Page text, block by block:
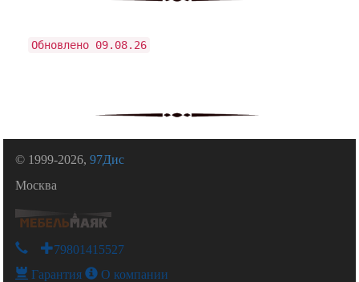
Обновлено 09.08.26
© 1999-2026,97Дис
Москва
+79801415527
Гарантия О компании